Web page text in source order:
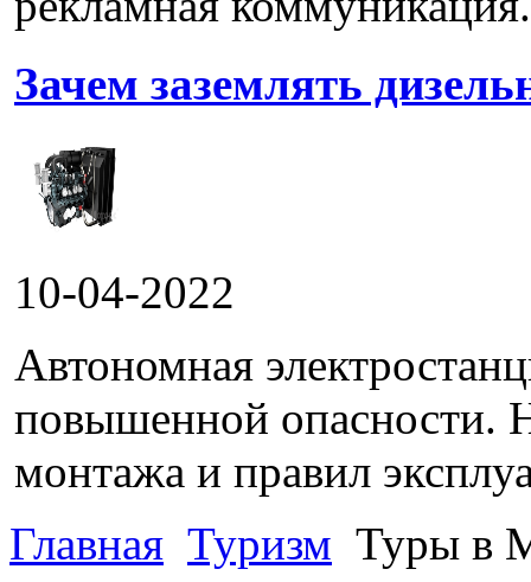
Зачем заземлять
10-04-2022
Автономная
повышенной опасности.
монтажа и правил
Главная Туризм Туры в